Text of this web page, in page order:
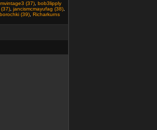
(37) bob3lipply
(37) jancismcmayufag (38)
(39) Richarkurns